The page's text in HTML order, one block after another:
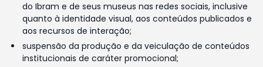
do Ibram e de seus museus nas redes sociais, inclusive
quanto à identidade visual, aos conteúdos publicados e
aos recursos de interação;
suspensão da produção e da veiculação de conteúdos
institucionais de caráter promocional;